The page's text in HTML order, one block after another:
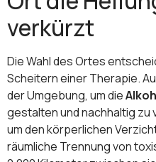
verkürzt
Die Wahl des Ortes
Scheitern einer Therapie.
der Umgebung, um die
gestalten und nachhaltig zu
um den körperlichen
räumliche Trennung von